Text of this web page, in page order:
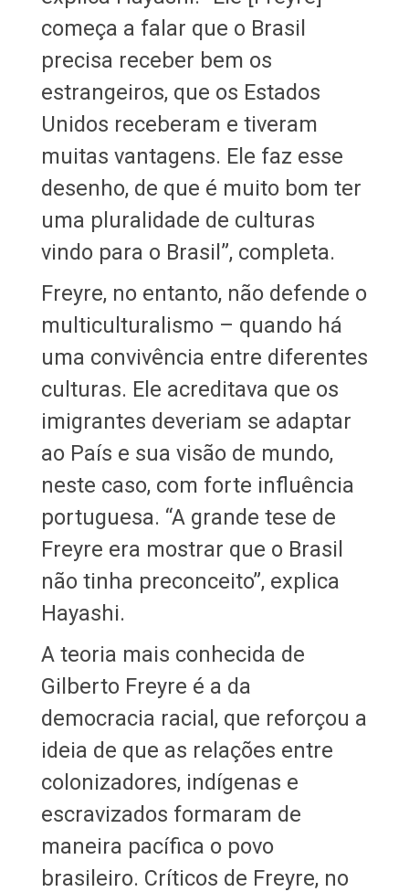
começa a falar que o Brasil
precisa receber bem os
estrangeiros, que os Estados
Unidos receberam e tiveram
muitas vantagens. Ele faz esse
desenho, de que é muito bom ter
uma pluralidade de culturas
vindo para o Brasil”, completa.
Freyre, no entanto, não defende o
multiculturalismo – quando há
uma convivência entre diferentes
culturas. Ele acreditava que os
imigrantes deveriam se adaptar
ao País e sua visão de mundo,
neste caso, com forte influência
portuguesa. “A grande tese de
Freyre era mostrar que o Brasil
não tinha preconceito”, explica
Hayashi.
A teoria mais conhecida de
Gilberto Freyre é a da
democracia racial, que reforçou a
ideia de que as relações entre
colonizadores, indígenas e
escravizados formaram de
maneira pacífica o povo
brasileiro. Críticos de Freyre, no